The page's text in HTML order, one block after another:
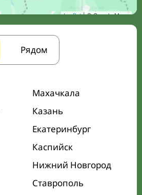
Leaflet| © Google Maps
Рядом
Махачкала
Казань
Екатеринбург
Каспийск
Нижний Новгород
Ставрополь